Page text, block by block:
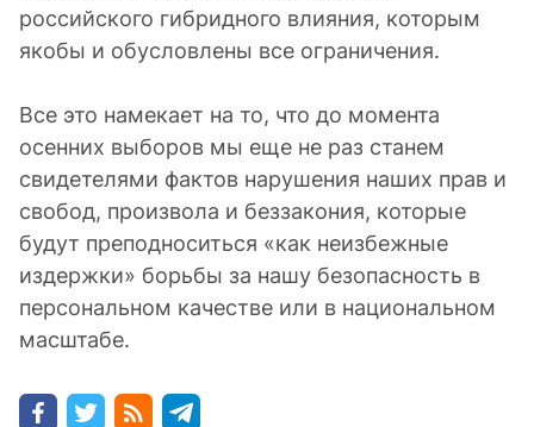
российского гибридного влияния, которым
якобы и обусловлены все ограничения.
Все это намекает на то, что до момента
осенних выборов мы еще не раз станем
свидетелями фактов нарушения наших прав и
свобод, произвола и беззакония, которые
будут преподноситься «как неизбежные
издержки» борьбы за нашу безопасность в
персональном качестве или в национальном
масштабе.